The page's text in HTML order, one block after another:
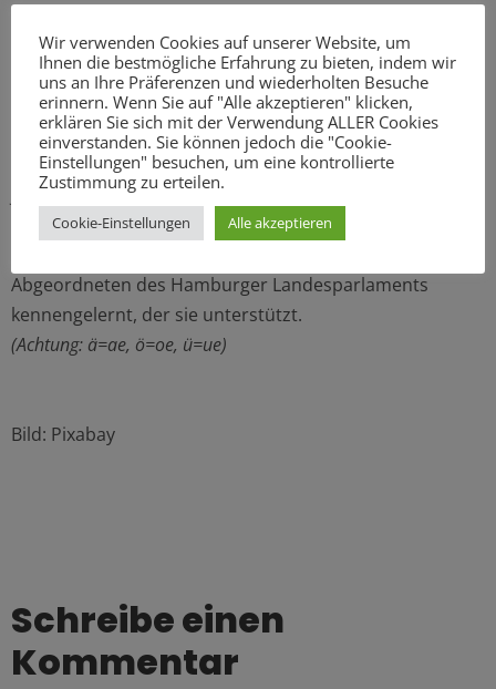
Einsender_innen verlose ich drei CDs des siebten und
neuesten Falls der „Alster-Detektive“: Kartentricks.
Hinter den „ Alster-Detektiven“ verbirgt sich das
bundesweit erste Detektivhörspiel eines Parlaments für
Kinder. Seit 2009 ermitteln die vier Juniordetektive
Johanna, Koko, Marek und Lucas in Hamburg und
mischen sich ein, wenn ihnen etwas auffällt. Beim
Abgeordneten des Hamburger Landesparlaments
kennengelernt, der sie unterstützt.
(Achtung: ä=ae, ö=oe, ü=ue)
Bild: Pixabay
Schreibe einen
Kommentar
Wir verwenden Cookies auf unserer Website, um
Ihnen die bestmögliche Erfahrung zu bieten, indem wir
uns an Ihre Präferenzen und wiederholten Besuche
erinnern. Wenn Sie auf "Alle akzeptieren" klicken,
erklären Sie sich mit der Verwendung ALLER Cookies
einverstanden. Sie können jedoch die "Cookie-
Einstellungen" besuchen, um eine kontrollierte
Zustimmung zu erteilen.
Cookie-Einstellungen Alle akzeptieren